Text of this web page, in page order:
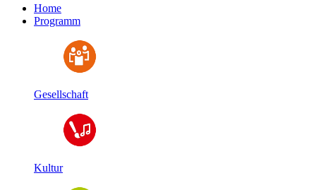
Home
Programm
Gesellschaft
Kultur